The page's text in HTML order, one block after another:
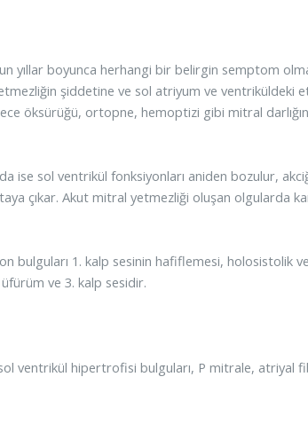
yıllar boyunca herhangi bir belirgin semptom
şiddetine ve sol atriyum ve ventriküldeki
öksürüğü, ortopne, hemoptizi gibi mitral
ise sol ventrikül fonksiyonları aniden bozulur,
çıkar. Akut mitral yetmezliği oluşan olgularda
bulguları 1. kalp sesinin hafiflemesi, holosistolik
ve 3. kalp sesidir.
ventrikül hipertrofisi bulguları, P mitrale, atriyal